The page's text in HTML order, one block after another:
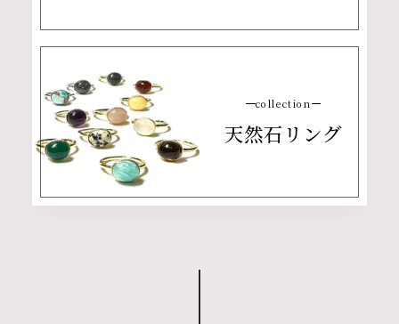
collection
天然石リング